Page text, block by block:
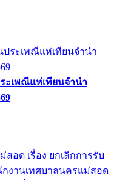
ะเพณีแห่เทียนจำนำ